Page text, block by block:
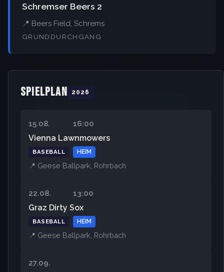
Schremser Beers 2
📍 Beers Field, Schrems
GRUNDDURCHGANG
SPIELPLAN 2026
15.08. 16:00
Vienna Lawnmowers
BASEBALL HEIM
📍 Geese Ballpark, Rohrbach
22.08. 13:00
Graz Dirty Sox
BASEBALL HEIM
📍 Geese Ballpark, Rohrbach
27.09.